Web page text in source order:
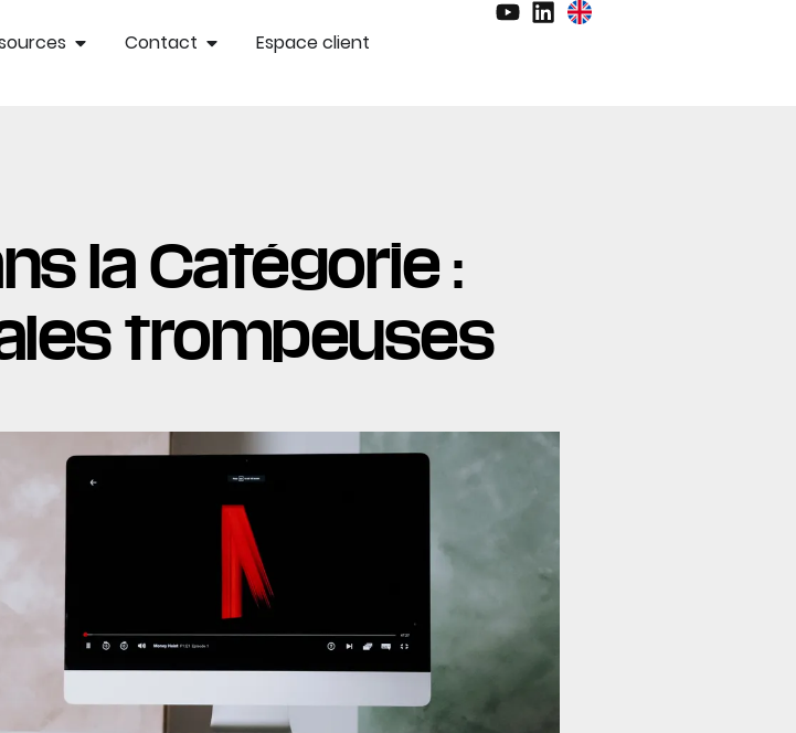
Contact Espace client
la Catégorie :
trompeuses